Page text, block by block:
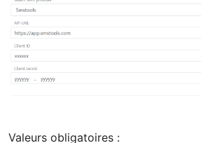
Valeurs obligatoires :